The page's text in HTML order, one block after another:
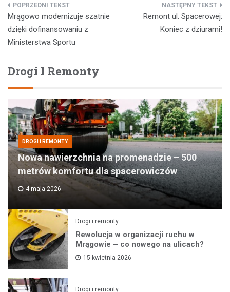
Nawigacja
wpisu
Mrągowo modernizuje szatnie
dzięki dofinansowaniu z
Ministerstwa Sportu
Remont ul. Spacerowej:
Koniec z dziurami!
Drogi I Remonty
DROGI I REMONTY
Nowa nawierzchnia na promenadzie – 500
metrów komfortu dla spacerowiczów
4 maja 2026
Drogi i remonty
Rewolucja w organizacji ruchu w
Mrągowie – co nowego na ulicach?
15 kwietnia 2026
Drogi i remonty